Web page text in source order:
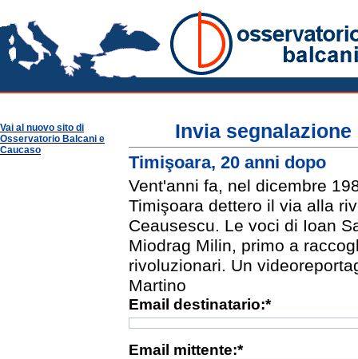
Vai al nuovo sito di
Osservatorio Balcani e
Caucaso
Invia
Timişoara, 20 anni dopo
Vent'anni fa, nel dicembre
Timişoara dettero il via alla
Ceausescu. Le voci di Ioan
Miodrag Milin, primo a
rivoluzionari. Un
Martino
Email destinatario:*
Email mittente:*